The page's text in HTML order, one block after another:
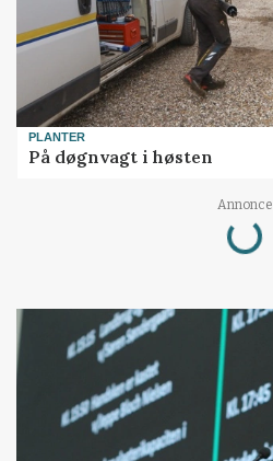
PLANTER
På døgnvagt i høsten
Annonce
Loading...